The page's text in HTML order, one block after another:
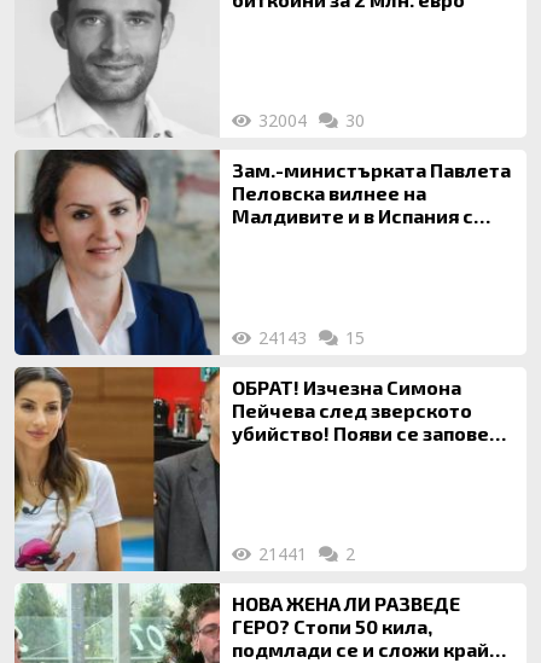
32004 30
Зам.-министърката Павлета
Пеловска вилнее на
Малдивите и в Испания с
24143 15
ОБРАТ! Изчезна Симона
Пейчева след зверското
убийство! Появи се заповед
21441 2
НОВА ЖЕНА ЛИ РАЗВЕДЕ
ГЕРО? Стопи 50 кила,
подмлади се и сложи край